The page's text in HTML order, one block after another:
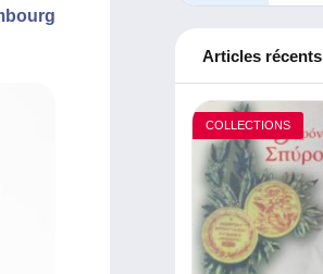
Articles récents
COLLECTIONS